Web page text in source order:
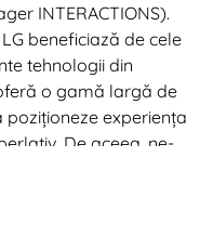
INTERACTIONS).
beneficiază de cele
tehnologii din
o gamă largă de
poziționeze experiența
De aceea, ne-